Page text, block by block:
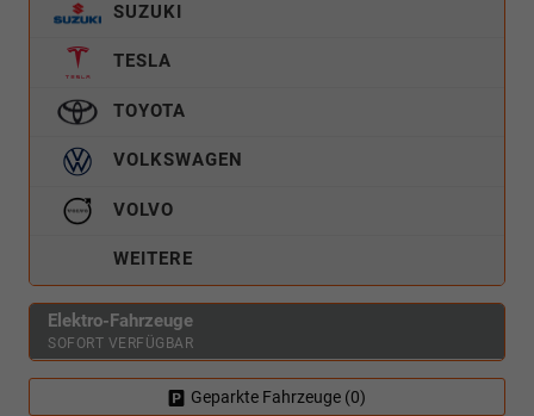
SUZUKI
TESLA
TOYOTA
VOLKSWAGEN
VOLVO
WEITERE
Elektro-Fahrzeuge
SOFORT VERFÜGBAR
Geparkte Fahrzeuge (0)